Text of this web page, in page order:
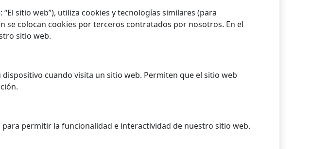
sitio web”), utiliza cookies y tecnologías similares (para
se colocan cookies por terceros contratados por nosotros. En el
sitio web.
cuando visita un sitio web. Permiten que el sitio web
permitir la funcionalidad e interactividad de nuestro sitio web.